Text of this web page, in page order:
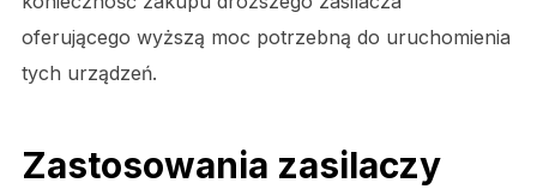
oferującego wyższą moc potrzebną do uruchomienia
tych urządzeń.
Zastosowania zasilaczy